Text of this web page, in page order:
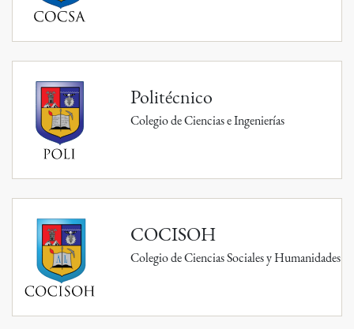
Politécnico
Colegio de Ciencias e Ingenierías
COCISOH
Colegio de Ciencias Sociales y Humanidades